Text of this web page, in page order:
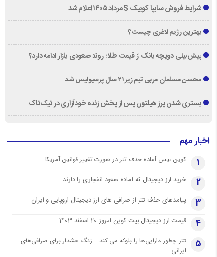
شرایط فروش سایپا کوییک S مرداد ۱۴۰۵ اعلام شد
بهترین رژیم لاغری چیست؟
پیش‌بینی دویچه‌ بانک از قیمت طلا ؛ روند صعودی بازار ادامه دارد؟
محسن مسلمان مربی تیم زیر ۲۱ سال پرسپولیس شد
بستری شدن پرز هیلتون پس از پخش زنده خودآزاری در تیک‌تاک
اخبار مهم
1 کوین بیس آماده حذف تتر در صورت تغییر قوانین آمریکا
2 خرید ارز دیجیتال که آماده صعود انفجاری را دارند
3 پیامدهای حذف تتر از صرافی های ارز دیجیتال اروپایی و ایران
4 قیمت ارز دیجیتال بیت کوین امروز 20 اسفند 1403
5
تتر چطور دارایی‌ها را بلوکه می کند – زنگ هشدار برای صرافی‌های
ایرانی